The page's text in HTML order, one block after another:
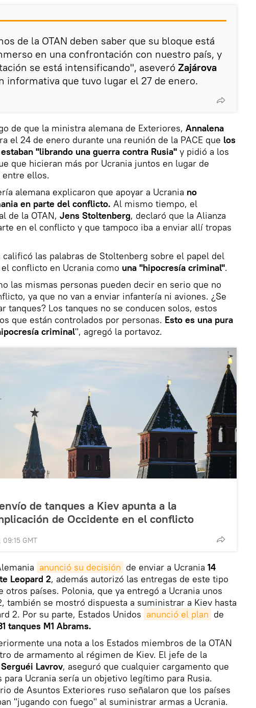
de la OTAN deben saber que su bloque está
en una confrontación con nuestro país, y
se está intensificando", aseveró Zajárova
informativa que tuvo lugar el 27 de enero.
de que la ministra alemana de Exteriores, Annalena
el 24 de enero durante una reunión de la PACE que los
"librando una guerra contra Rusia" y pidió a los
que hicieran más por Ucrania juntos en lugar de
entre ellos.
alemana explicaron que apoyar a Ucrania no
en parte del conflicto. Al mismo tiempo, el
de la OTAN, Jens Stoltenberg, declaró que la Alianza
en el conflicto y que tampoco iba a enviar allí tropas
calificó las palabras de Stoltenberg sobre el papel del
conflicto en Ucrania como una "hipocresía criminal".
las mismas personas pueden decir en serio que no
ya que no van a enviar infantería ni aviones. ¿Se
tanques? Los tanques no se conducen solos, estos
que están controlados por personas. Esto es una pura
criminal", agregó la portavoz.
de tanques a Kiev apunta a la
de Occidente en el conflicto
GMT
anunció su decisión de enviar a Ucrania 14
Leopard 2, además autorizó las entregas de este tipo
otros países. Polonia, que ya entregó a Ucrania unos
también se mostró dispuesta a suministrar a Kiev hasta
2. Por su parte, Estados Unidos anunció el plan de
tanques M1 Abrams.
una nota a los Estados miembros de la OTAN
de armamento al régimen de Kiev. El jefe de la
Serguéi Lavrov, aseguró que cualquier cargamento que
para Ucrania sería un objetivo legítimo para Rusia.
de Asuntos Exteriores ruso señalaron que los países
"jugando con fuego" al suministrar armas a Ucrania.